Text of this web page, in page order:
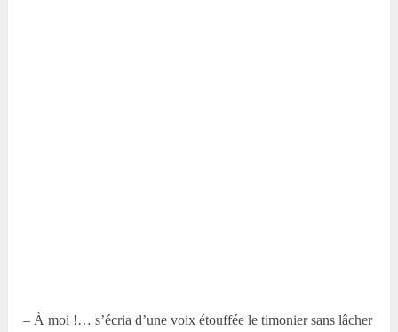
– À moi !… s’écria d’une voix étouffée le timonier sans lâcher